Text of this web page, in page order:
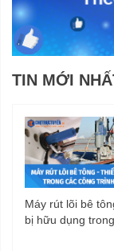
TIN MỚI
Máy rút lõi bê
bị hữu dụng trong